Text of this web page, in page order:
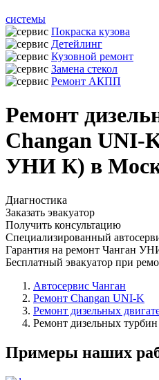
системы
Покраска кузова
Детейлинг
Кузовной ремонт
Замена стекол
Ремонт АКПП
Ремонт
Changan UNI-
УНИ К) в
Диагностика
Заказать эвакуатор
Получить консультацию
Специализированный
Гарантия на ремонт Чанган
Бесплатный эвакуатор при
Автосервис Чанган
Ремонт Changan UNI-K
Ремонт дизельных
Ремонт дизельных турбин
Примеры наших